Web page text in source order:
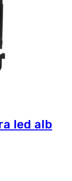
led alb